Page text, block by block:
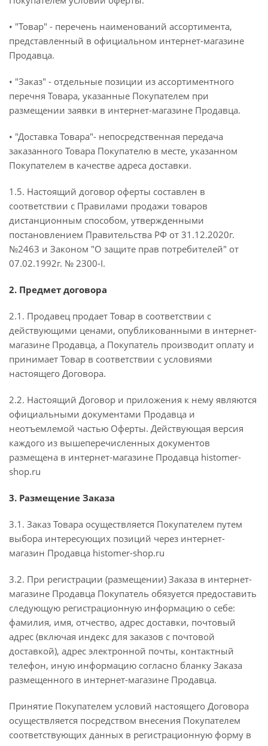
• "Товар" - перечень наименований ассортимента,
представленный в официальном интернет-магазине
Продавца.
• "Заказ" - отдельные позиции из ассортиментного
перечня Товара, указанные Покупателем при
размещении заявки в интернет-магазине Продавца.
• "Доставка Товара"- непосредственная передача
заказанного Товара Покупателю в месте, указанном
Покупателем в качестве адреса доставки.
1.5. Настоящий договор оферты составлен в
соответствии с Правилами продажи товаров
дистанционным способом, утвержденными
постановлением Правительства РФ от 31.12.2020г.
№2463 и Законом "О защите прав потребителей" от
07.02.1992г. № 2300-I.
2. Предмет договора
2.1. Продавец продает Товар в соответствии с
действующими ценами, опубликованными в интернет-
магазине Продавца, а Покупатель производит оплату и
принимает Товар в соответствии с условиями
настоящего Договора.
2.2. Настоящий Договор и приложения к нему являются
официальными документами Продавца и
неотъемлемой частью Оферты. Действующая версия
каждого из вышеперечисленных документов
размещена в интернет-магазине Продавца histomer-
shop.ru
3. Размещение Заказа
3.1. Заказ Товара осуществляется Покупателем путем
выбора интересующих позиций через интернет-
магазин Продавца histomer-shop.ru
3.2. При регистрации (размещении) Заказа в интернет-
магазине Продавца Покупатель обязуется предоставить
следующую регистрационную информацию о себе:
фамилия, имя, отчество, адрес доставки, почтовый
адрес (включая индекс для заказов с почтовой
доставкой), адрес электронной почты, контактный
телефон, иную информацию согласно бланку Заказа
размещенного в интернет-магазине Продавца.
Принятие Покупателем условий настоящего Договора
осуществляется посредством внесения Покупателем
соответствующих данных в регистрационную форму в